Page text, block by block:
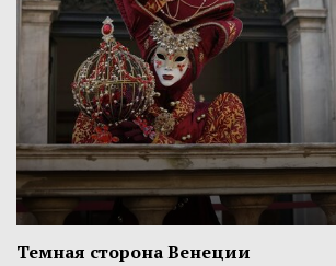
Темная сторона Венеции